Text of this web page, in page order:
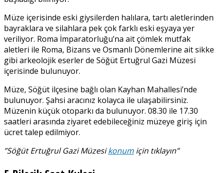
Müze içerisinde eski giysilerden halılara, tartı aletlerinden
bayraklara ve silahlara pek çok farklı eski eşyaya yer
veriliyor. Roma İmparatorluğu’na ait çömlek mutfak
aletleri ile Roma, Bizans ve Osmanlı Dönemlerine ait sikke
gibi arkeolojik eserler de Söğüt Ertuğrul Gazi Müzesi
içerisinde bulunuyor.
Müze, Söğüt ilçesine bağlı olan Kayhan Mahallesi’nde
bulunuyor. Şahsi aracınız kolayca ile ulaşabilirsiniz.
Müzenin küçük otoparkı da bulunuyor. 08.30 ile 17.30
saatleri arasında ziyaret edebileceğiniz müzeye giriş için
ücret talep edilmiyor.
”Söğüt Ertuğrul Gazi Müzesikonum için tıklayın”